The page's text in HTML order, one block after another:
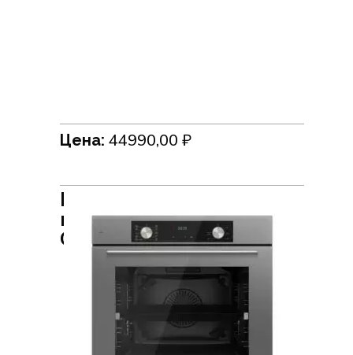
Цена:44990,00₽
Встраиваемый духовой
шкаф HiSTORY
OE7710C.FGR